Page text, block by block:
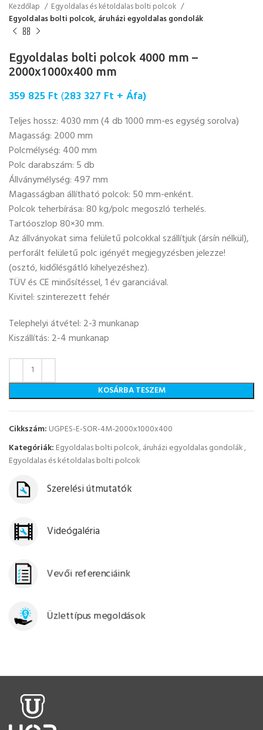
Kezdőlap
Egyoldalas és kétoldalas bolti polcok
Egyoldalas bolti polcok, áruházi egyoldalas gondolák
Egyoldalas bolti polcok 4000 mm –
2000x1000x400 mm
359 825 Ft (283 327 Ft + Áfa)
Teljes hossz: 4030 mm (4 db 1000 mm-es egység sorolva)
Magasság: 2000 mm
Polcmélység: 400 mm
Polc darabszám: 5 db
Állványmélység: 497 mm
Magasságban állítható polcok: 50 mm-enként.
Polcok teherbírása: 80 kg/polc megoszló terhelés.
Tartóoszlop 80×30 mm.
Az állványokat sima felületű polcokkal szállítjuk (ársín nélkül),
perforált felületű polc igényét megjegyzésben jelezze!
(osztó, kidőlésgátló kihelyezéshez).
TÜV és CE minősítéssel, 1 év garanciával.
Kivitel: szinterezett fehér
Telephelyi átvétel: 2-3 munkanap
Kiszállítás: 2-4 munkanap
KOSÁRBA TESZEM
Cikkszám: UGPES-E-SOR-4M-2000x1000x400
Kategóriák: Egyoldalas bolti polcok, áruházi egyoldalas gondolák,
Egyoldalas és kétoldalas bolti polcok
Szerelési útmutatók
Videógaléria
Vevői referenciáink
Üzlettípus megoldások